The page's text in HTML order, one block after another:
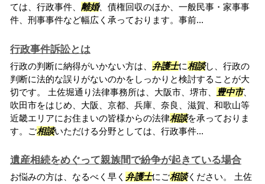
ては、行政事件、 離婚、債権回収のほか、一般民事・家事事
件、刑事事件など幅広く承っております。事前...
行政事件訴訟とは
行政の判断に納得がいかない方は、 弁護士に相談し、行政の
判断に法的な誤りがないのかをしっかりと検討することが大
切です。 土佐堀通り法律事務所は、大阪市、堺市、
豊中市、
吹田市をはじめ、大阪、京都、兵庫、奈良、滋賀、和歌山等
近畿エリアにお住まいの皆様からの法律相談を承っておりま
す。ご相談いただける分野としては、行政事件...
遺産相続をめぐって親族間で紛争が起きている場合
お悩みの方は、なるべく早く 弁護士にご相談ください。 土佐